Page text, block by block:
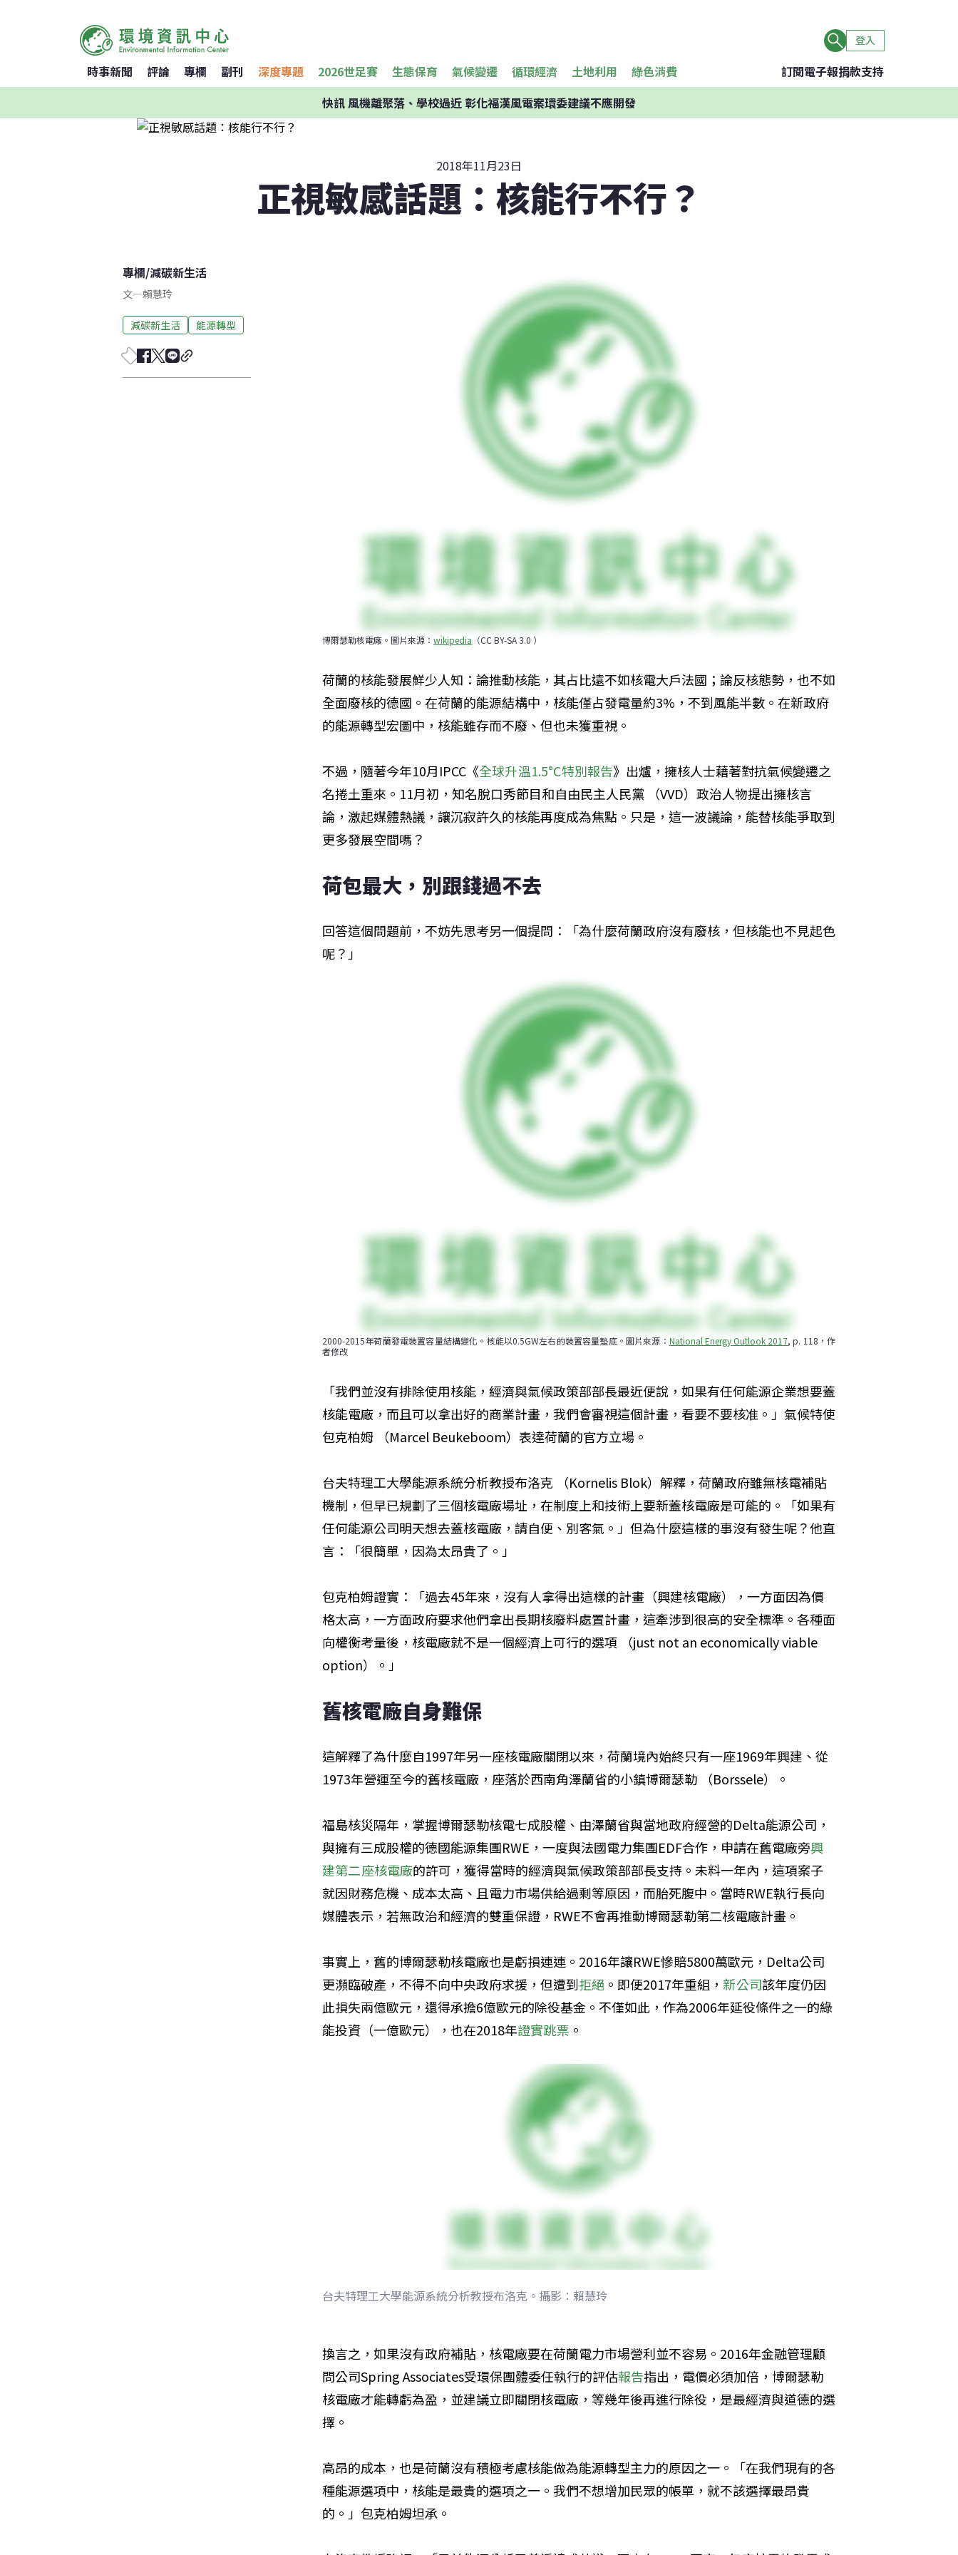
登入
時事新聞 評論 專欄 副刊 深度專題 2026世足賽 生態保育 氣候變遷 循環經濟 土地利用 綠色消費 訂閱電子報捐款支持
快訊風機離聚落、學校過近 彰化福漢風電案環委建議不應開發
2018年11月23日
正視敏感話題：核能行不行？
專欄/減碳新生活
文—賴慧玲
減碳新生活 能源轉型
博爾瑟勒核電廠。圖片來源： wikipedia （CC BY-SA 3.0 ）
荷蘭的核能發展鮮少人知：論推動核能，其占比遠不如核電大戶法國；論反核態勢，也不如
全面廢核的德國。在荷蘭的能源結構中，核能僅占發電量約3%，不到風能半數。在新政府
的能源轉型宏圖中，核能雖存而不廢、但也未獲重視。
不過，隨著今年10月IPCC《全球升溫1.5°C特別報告》出爐，擁核人士藉著對抗氣候變遷之
名捲土重來。11月初，知名脫口秀節目和自由民主人民黨 （VVD）政治人物提出擁核言
論，激起媒體熱議，讓沉寂許久的核能再度成為焦點。只是，這一波議論，能替核能爭取到
更多發展空間嗎？
荷包最大，別跟錢過不去
回答這個問題前，不妨先思考另一個提問：「為什麼荷蘭政府沒有廢核，但核能也不見起色
呢？」
2000-2015年荷蘭發電裝置容量結構變化。核能以0.5GW左右的裝置容量墊底。圖片來源： National Energy Outlook 2017, p. 118，作
者修改
「我們並沒有排除使用核能，經濟與氣候政策部部長最近便說，如果有任何能源企業想要蓋
核能電廠，而且可以拿出好的商業計畫，我們會審視這個計畫，看要不要核准。」氣候特使
包克柏姆 （Marcel Beukeboom）表達荷蘭的官方立場。
台夫特理工大學能源系統分析教授布洛克 （Kornelis Blok）解釋，荷蘭政府雖無核電補貼
機制，但早已規劃了三個核電廠場址，在制度上和技術上要新蓋核電廠是可能的。「如果有
任何能源公司明天想去蓋核電廠，請自便、別客氣。」但為什麼這樣的事沒有發生呢？他直
言：「很簡單，因為太昂貴了。」
包克柏姆證實：「過去45年來，沒有人拿得出這樣的計畫（興建核電廠），一方面因為價
格太高，一方面政府要求他們拿出長期核廢料處置計畫，這牽涉到很高的安全標準。各種面
向權衡考量後，核電廠就不是一個經濟上可行的選項 （just not an economically viable
option）。」
舊核電廠自身難保
這解釋了為什麼自1997年另一座核電廠關閉以來，荷蘭境內始終只有一座1969年興建、從
1973年營運至今的舊核電廠，座落於西南角澤蘭省的小鎮博爾瑟勒 （Borssele）。
福島核災隔年，掌握博爾瑟勒核電七成股權、由澤蘭省與當地政府經營的Delta能源公司，
與擁有三成股權的德國能源集團RWE，一度與法國電力集團EDF合作，申請在舊電廠旁興
建第二座核電廠的許可，獲得當時的經濟與氣候政策部部長支持。未料一年內，這項案子
就因財務危機、成本太高、且電力市場供給過剩等原因，而胎死腹中。當時RWE執行長向
媒體表示，若無政治和經濟的雙重保證，RWE不會再推動博爾瑟勒第二核電廠計畫。
事實上，舊的博爾瑟勒核電廠也是虧損連連。2016年讓RWE慘賠5800萬歐元，Delta公司
更瀕臨破產，不得不向中央政府求援，但遭到拒絕 。即便2017年重組，新公司該年度仍因
此損失兩億歐元，還得承擔6億歐元的除役基金。不僅如此，作為2006年延役條件之一的綠
能投資（一億歐元），也在2018年證實跳票 。
台夫特理工大學能源系統分析教授布洛克。攝影：賴慧玲
換言之，如果沒有政府補貼，核電廠要在荷蘭電力市場營利並不容易。2016年金融管理顧
問公司Spring Associates受環保團體委任執行的評估報告指出，電價必須加倍，博爾瑟勒
核電廠才能轉虧為盈，並建議立即關閉核電廠，等幾年後再進行除役，是最經濟與道德的選
擇。
高昂的成本，也是荷蘭沒有積極考慮核能做為能源轉型主力的原因之一。「在我們現有的各
種能源選項中，核能是最貴的選項之一。我們不想增加民眾的帳單，就不該選擇最昂貴
的。」包克柏姆坦承。